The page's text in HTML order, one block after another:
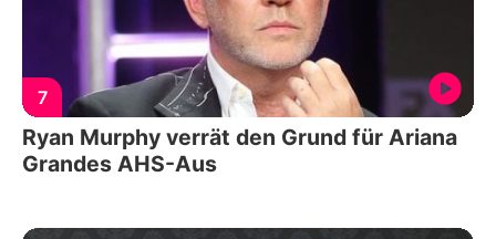
7
Ryan Murphy verrät den Grund für Ariana
Grandes AHS-Aus